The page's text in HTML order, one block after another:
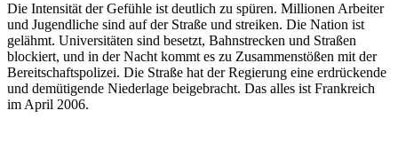
Die Intensität der Gefühle ist deutlich zu spüren. Millionen Arbeiter
und Jugendliche sind auf der Straße und streiken. Die Nation ist
gelähmt. Universitäten sind besetzt, Bahnstrecken und Straßen
blockiert, und in der Nacht kommt es zu Zusammenstößen mit der
Bereitschaftspolizei. Die Straße hat der Regierung eine erdrückende
und demütigende Niederlage beigebracht. Das alles ist Frankreich
im April 2006.